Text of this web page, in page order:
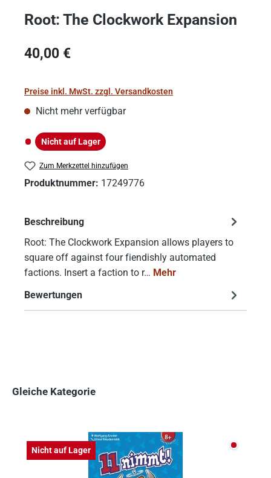
Root: The Clockwork Expansion
Regulärer Preis:
40,00 €
Preise inkl. MwSt. zzgl. Versandkosten
Nicht mehr verfügbar
Nicht auf Lager
Nicht auf Lager
Zum Merkzettel hinzufügen
Produktnummer: 17249776
Beschreibung
Root: The Clockwork Expansion allows players to
square off against four fiendishly automated
factions. Insert a faction to r… Mehr
Bewertungen
Gleiche Kategorie
Nicht auf Lager Nicht